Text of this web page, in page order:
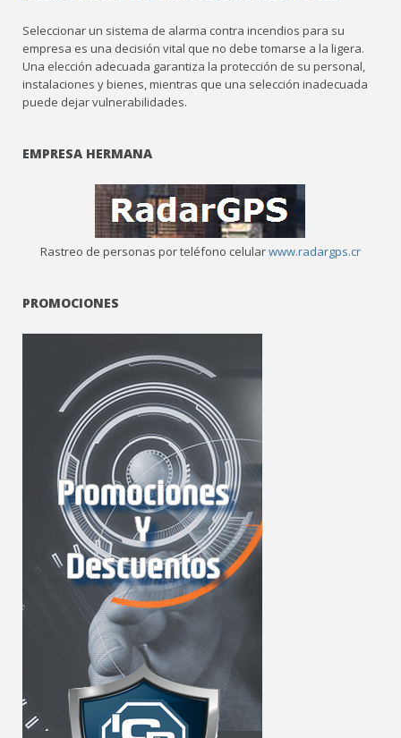
Seleccionar un sistema de alarma contra incendios para su
empresa es una decisión vital que no debe tomarse a la ligera.
Una elección adecuada garantiza la protección de su personal,
instalaciones y bienes, mientras que una selección inadecuada
puede dejar vulnerabilidades.
EMPRESA HERMANA
Rastreo de personas por teléfono celularwww.radargps.cr
PROMOCIONES